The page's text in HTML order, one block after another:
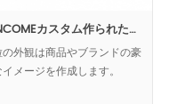
カスタム作られた…
の外観は商品やブランドの豪
メージを作成します。